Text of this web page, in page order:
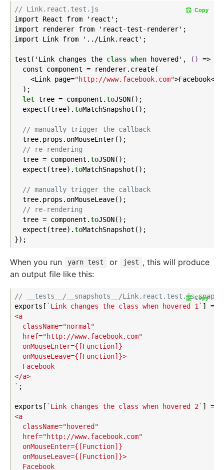
// Link.react.test.js
import React from 'react';
import renderer from 'react-test-renderer';
import Link from '../Link. react';
test('Link changes the class when hovered', () => {
  const component = renderer.create(
    <Link page=
"http://www.facebook.com">Facebook</
  );
let tree = component.toJSON() ;
  expect(tree).
toMatchSnapshot() ;
// manually trigger the callback
  tree.props.on
MouseEnter() ;
// re-rendering
  tree = component.
toJSON() ;
  expect(tree).
toMatchSnapshot() ;
// manually trigger the callback
  tree.props.on
MouseLeave() ;
// re-rendering
  tree = component.
toJSON() ;
  expect(tree).
toMatchSnapshot() ;
Copy
When you run yarn test or jest , this will produce
an output file like this:
// __tests__/__snapshots__/Link.react.test.js.snap
exports[ `Link changes the class when hovered 1` ] =
<a
  className="normal"
  href="http://www.facebook.com"
  onMouseEnter={[Function]}
  onMouseLeave={[Function]}>
  Facebook
</a>
` ;
exports[ `Link changes the class when hovered 2` ] =
<a
  className="hovered"
  href="http://www.facebook.com"
  onMouseEnter={[Function]}
  onMouseLeave={[Function]}>
  Facebook
Copy